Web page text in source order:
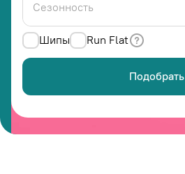
Сезонность
Шипы Run Flat
Подобрать